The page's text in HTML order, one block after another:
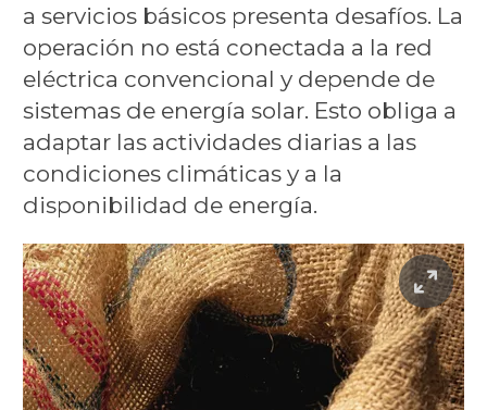
a servicios básicos presenta desafíos. La
operación no está conectada a la red
eléctrica convencional y depende de
sistemas de energía solar. Esto obliga a
adaptar las actividades diarias a las
condiciones climáticas y a la
disponibilidad de energía.